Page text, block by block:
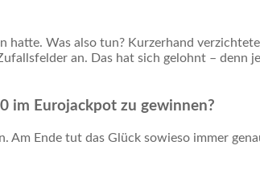
hatte. Was also tun? Kurzerhand
an. Das hat sich gelohnt – denn
im Eurojackpot zu gewinnen?
Am Ende tut das Glück sowieso immer